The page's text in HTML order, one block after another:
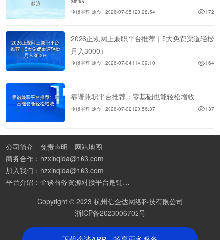
企谈宇辉 原创 2026-07-05T20:28:54 172
2026正规网上兼职平台推荐｜5大免费渠道轻松
月入3000+
企谈宇辉 原创 2026-07-04T14:09:10 164
靠谱兼职平台推荐：零基础也能轻松增收
企谈宇辉 原创 2026-07-02T20:56:37 137
公司简介 免责声明
网站地图
商务合作：hzxinqida@163.com
加入我们：hzxinqida@163.com
平台介绍：企谈商务资源对接平台是链接资源人脉与客户的平台,也是地推app接任务平台、地推拉新团队接单平台。平台汇聚100W+商务资源，地推拉新、APP推广、BD异业合作等业务可免费发布。同时全国的地推团队和个人都可在地推接单平台找到赚钱项目和分享交流地推问题。
Copyright © 2023 杭州信企达网络科技有限公司
浙ICP备2023006702号